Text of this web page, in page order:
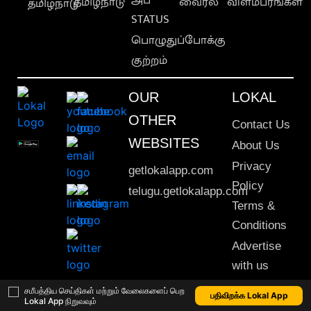
சமீபத்திய செய்திகள் மற்றும் வேலைகளைப் பெற
Lokal App நிறுவவும்
பதிவிறக்க Lokal App
STATUS
பொழுதுப்போக்கு
குற்றம்
OUR
OTHER
WEBSITES
getlokalapp.com
telugu.getlokalapp.com
LOKAL
Contact Us
About Us
Privacy
Policy
Terms &
Conditions
Advertise
with us
Sitemap
This material may not be published, transmitted, rewritten or redistributed. © 2020 Lokal App. All rights reserved.